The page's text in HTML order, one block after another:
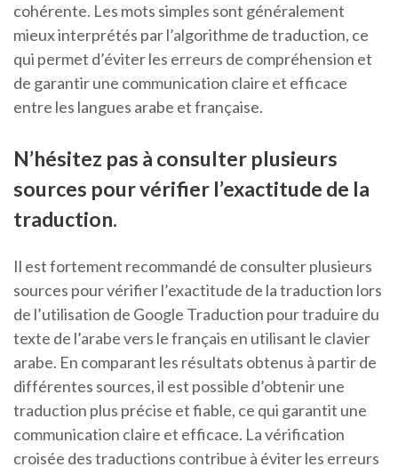
cohérente. Les mots simples sont généralement
mieux interprétés par l’algorithme de traduction, ce
qui permet d’éviter les erreurs de compréhension et
de garantir une communication claire et efficace
entre les langues arabe et française.
N’hésitez pas à consulter plusieurs
sources pour vérifier l’exactitude de la
traduction.
Il est fortement recommandé de consulter plusieurs
sources pour vérifier l’exactitude de la traduction lors
de l’utilisation de Google Traduction pour traduire du
texte de l’arabe vers le français en utilisant le clavier
arabe. En comparant les résultats obtenus à partir de
différentes sources, il est possible d’obtenir une
traduction plus précise et fiable, ce qui garantit une
communication claire et efficace. La vérification
croisée des traductions contribue à éviter les erreurs